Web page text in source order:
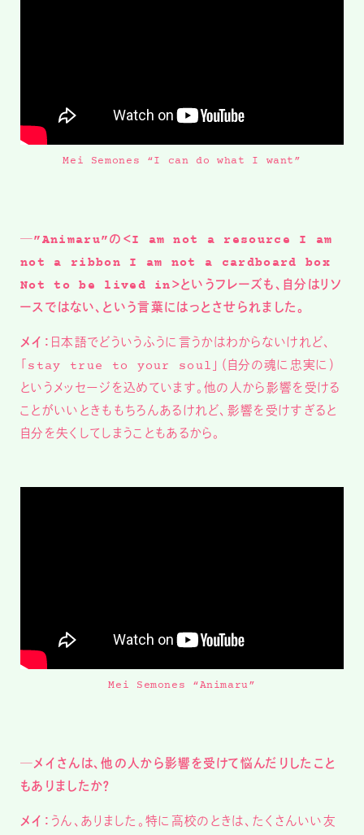
Mei Semones “I can do what I want”
─”Animaru”の＜I am not a resource I am
not a ribbon I am not a cardboard box
Not to be lived in＞というフレーズも、自分はリソ
ースではない、という言葉にはっとさせられました。
メイ： 日本語でどういうふうに言うかはわからないけれど、
「stay true to your soul」（自分の魂に忠実に）
というメッセージを込めています。他の人から影響を受ける
ことがいいときももちろんあるけれど、影響を受けすぎると
自分を失くしてしまうこともあるから。
Mei Semones “Animaru”
─メイさんは、他の人から影響を受けて悩んだりしたこと
もありましたか？
メイ： うん、ありました。特に高校のときは、たくさんいい友